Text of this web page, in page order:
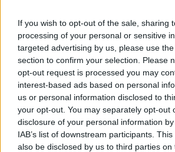
If you wish to opt-out of the sale, sharing
processing of your personal or sensitive
targeted advertising by us, please use
section to confirm your selection. Please
opt-out request is processed you may
interest-based ads based on personal
us or personal information disclosed to
your opt-out. You may separately opt-out
disclosure of your personal information
IAB’s list of downstream participants.
also be disclosed by us to third parties on